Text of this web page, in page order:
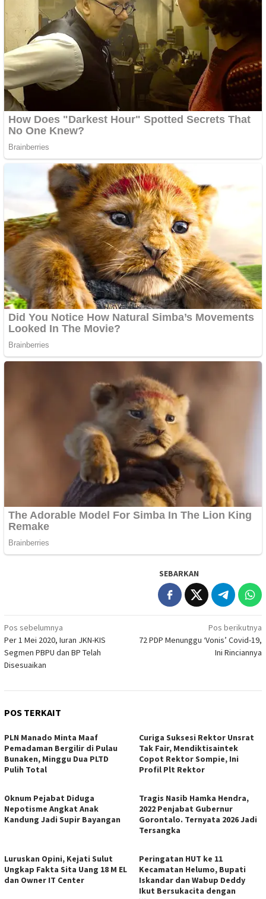
SEBARKAN
Navigasi
pos
Pos sebelumnya
Per 1 Mei 2020, Iuran JKN-KIS
Segmen PBPU dan BP Telah
Disesuaikan
Pos berikutnya
72 PDP Menunggu ‘Vonis’ Covid-19,
Ini Rinciannya
POS TERKAIT
PLN Manado Minta Maaf
Pemadaman Bergilir di Pulau
Bunaken, Minggu Dua PLTD
Pulih Total
Curiga Suksesi Rektor Unsrat
Tak Fair, Mendiktisaintek
Copot Rektor Sompie, Ini
Profil Plt Rektor
Oknum Pejabat Diduga
Nepotisme Angkat Anak
Kandung Jadi Supir Bayangan
Tragis Nasib Hamka Hendra,
2022 Penjabat Gubernur
Gorontalo. Ternyata 2026 Jadi
Tersangka
Luruskan Opini, Kejati Sulut
Ungkap Fakta Sita Uang 18 M EL
dan Owner IT Center
Peringatan HUT ke 11
Kecamatan Helumo, Bupati
Iskandar dan Wabup Deddy
Ikut Bersukacita dengan